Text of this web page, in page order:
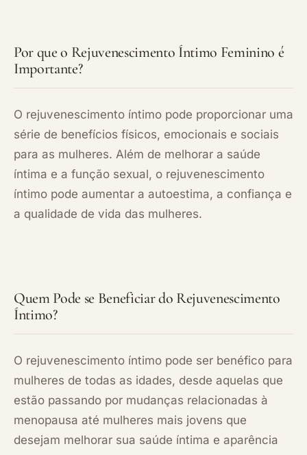
Por que o Rejuvenescimento Íntimo Feminino é
Importante?
O rejuvenescimento íntimo pode proporcionar uma
série de benefícios físicos, emocionais e sociais
para as mulheres. Além de melhorar a saúde
íntima e a função sexual, o rejuvenescimento
íntimo pode aumentar a autoestima, a confiança e
a qualidade de vida das mulheres.
Quem Pode se Beneficiar do Rejuvenescimento
Íntimo?
O rejuvenescimento íntimo pode ser benéfico para
mulheres de todas as idades, desde aquelas que
estão passando por mudanças relacionadas à
menopausa até mulheres mais jovens que
desejam melhorar sua saúde íntima e aparência